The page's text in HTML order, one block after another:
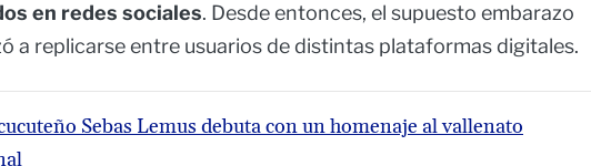
en redes sociales. Desde entonces, el supuesto embarazo
a replicarse entre usuarios de distintas plataformas digitales.
Sebas Lemus debuta con un homenaje al vallenato